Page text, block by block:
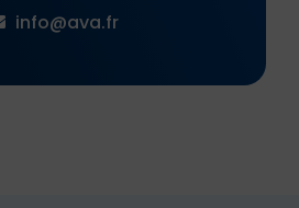
info@ava.fr